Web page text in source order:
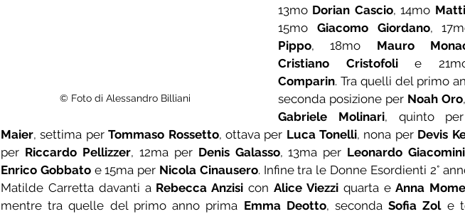
© Foto di Alessandro Billiani
13mo Dorian Cascio, 14mo
15mo Giacomo Giordano,
Pippo, 18mo Mauro
Cristiano Cristofoli e
Comparin. Tra quelli del primo
seconda posizione per Noah Oro
Gabriele Molinari, quinto
Maier, settima per Tommaso Rossetto, ottava per Luca Tonelli, nona per Devis
per Riccardo Pellizzer, 12ma per Denis Galasso, 13ma per Leonardo Giacomini
Enrico Gobbato e 15ma per Nicola Cinausero. Infine tra le Donne Esordienti 2°
Matilde Carretta davanti a Rebecca Anzisi con Alice Viezzi quarta e Anna
mentre tra quelle del primo anno prima Emma Deotto, seconda Sofia Zol e